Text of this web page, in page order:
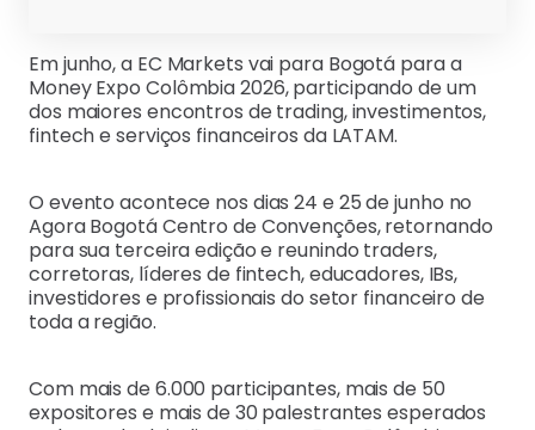
Em junho, a EC Markets vai para Bogotá para a
Money Expo Colômbia 2026, participando de um
dos maiores encontros de trading, investimentos,
fintech e serviços financeiros da LATAM.
O evento acontece nos dias 24 e 25 de junho no
Agora Bogotá Centro de Convenções, retornando
para sua terceira edição e reunindo traders,
corretoras, líderes de fintech, educadores, IBs,
investidores e profissionais do setor financeiro de
toda a região.
Com mais de 6.000 participantes, mais de 50
expositores e mais de 30 palestrantes esperados